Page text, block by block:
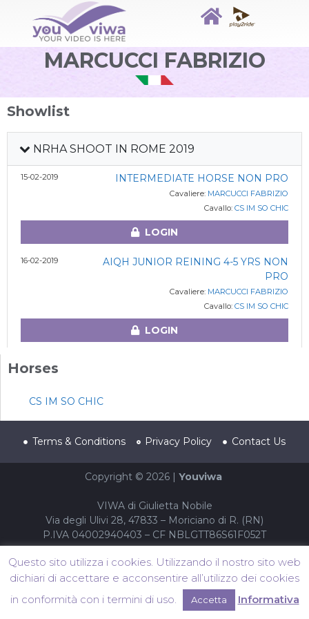
MARCUCCI FABRIZIO
Showlist
NRHA SHOOT IN ROME 2019
15-02-2019 INTERMEDIATE HORSE NON PRO
Cavaliere: MARCUCCI FABRIZIO
Cavallo: CS IM SO CHIC
LOGIN
16-02-2019
AIQH JUNIOR REINING 4-5 YRS NON
PRO
Cavaliere: MARCUCCI FABRIZIO
Cavallo: CS IM SO CHIC
LOGIN
Horses
CS IM SO CHIC
Terms & Conditions Privacy Policy Contact Us
Copyright © 2026 | Youviwa
VIWA di Giulietta Nobile
Via degli Ulivi 28, 47833 – Moriciano di R. (RN)
P.IVA 04002940403 – CF NBLGTT86S61F052T
Questo sito utilizza i cookies. Utilizzando il nostro sito web
dichiari di accettare e acconsentire all’utilizzo dei cookies
in conformità con i termini di uso.
Accetta Informativa